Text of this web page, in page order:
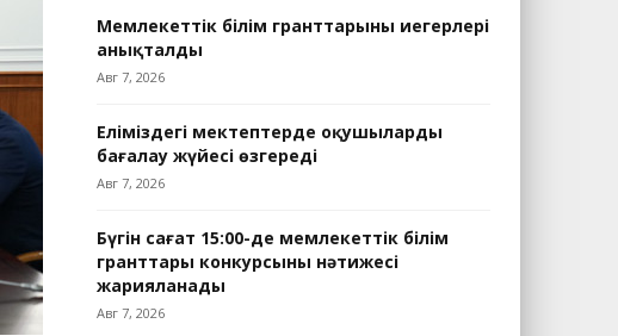
Мемлекеттік білім гранттарының иегерлері
анықталды
Авг 7, 2026
Еліміздегі мектептерде оқушыларды
бағалау жүйесі өзгереді
Авг 7, 2026
Бүгін сағат 15:00-де мемлекеттік білім
гранттары конкурсының нәтижесі
жарияланады
Авг 7, 2026